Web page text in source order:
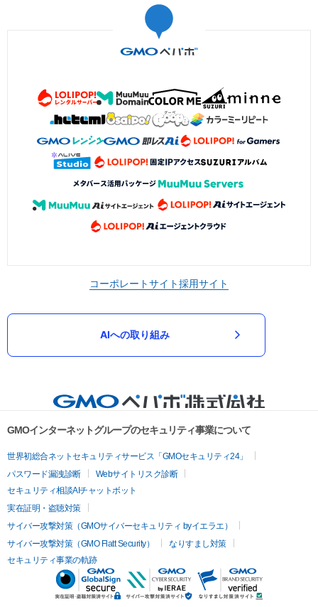
コーポレートサイト採用サイト
AIへの取り組み
GMOインターネットグループのセキュリティ事業について
世界初総合ネットセキュリティサービス「GMOセキュリティ24」
パスワード漏洩診断
Webサイトリスク診断
セキュリティ相談AIチャットボット
実在証明・盗聴対策
サイバー攻撃対策（GMOサイバーセキュリティ byイエラエ）
サイバー攻撃対策（GMO Flatt Security）
なりすまし対策
セキュリティ事業の軌跡